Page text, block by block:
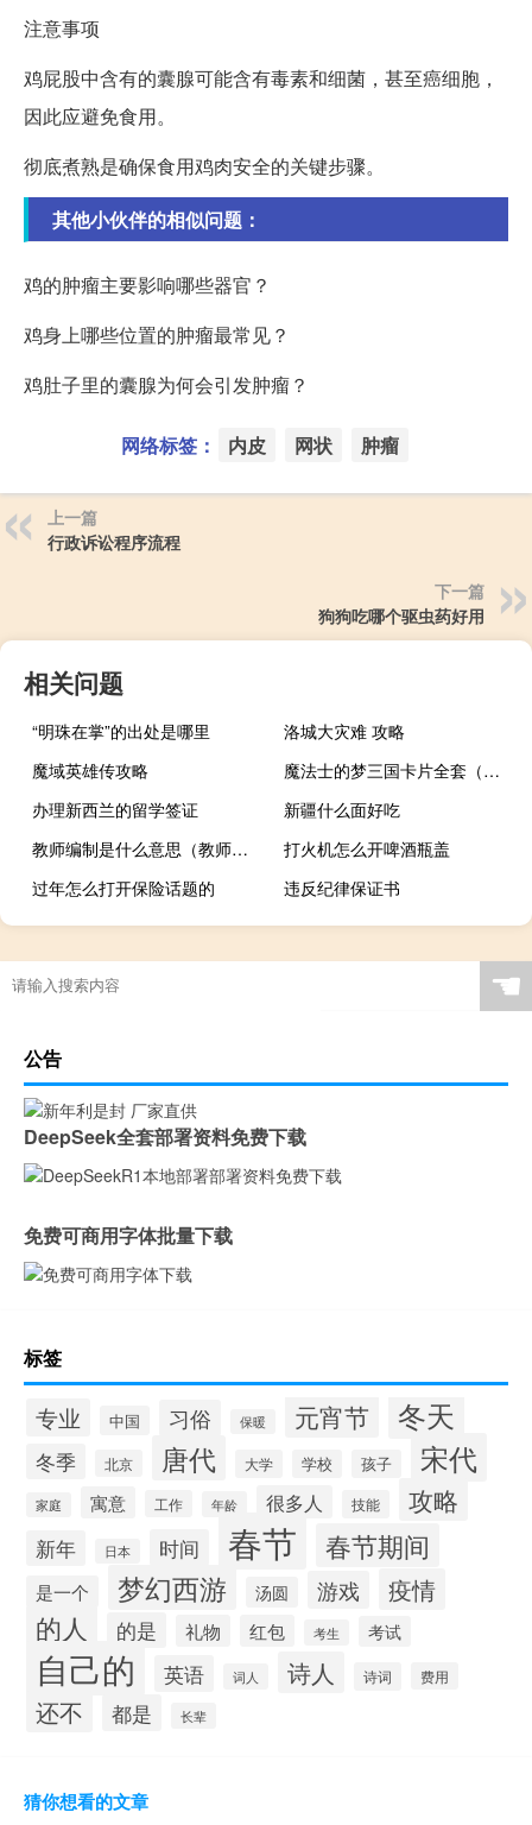
注意事项
鸡屁股中含有的囊腺可能含有毒素和细菌，甚至癌细胞，
因此应避免食用。
彻底煮熟是确保食用鸡肉安全的关键步骤。
其他小伙伴的相似问题：
鸡的肿瘤主要影响哪些器官？
鸡身上哪些位置的肿瘤最常见？
鸡肚子里的囊腺为何会引发肿瘤？
网络标签： 内皮 网状 肿瘤
上一篇
行政诉讼程序流程
下一篇
狗狗吃哪个驱虫药好用
相关问题
“明珠在掌”的出处是哪里
洛城大灾难 攻略
魔域英雄传攻略
魔法士的梦三国卡片全套（梦三国魔法士兑换码能兑换什么啊 梦三国专属大礼包里面有什么东西啊）
办理新西兰的留学签证
新疆什么面好吃
教师编制是什么意思（教师编制）
打火机怎么开啤酒瓶盖
过年怎么打开保险话题的
违反纪律保证书
☚
公告
DeepSeek全套部署资料免费下载
免费可商用字体批量下载
标签
专业 中国 习俗 保暖 元宵节 冬天
冬季 北京 唐代 大学 学校 孩子 宋代
家庭 寓意 工作 年龄 很多人 技能 攻略
新年 日本 时间 春节 春节期间
是一个 梦幻西游 汤圆 游戏 疫情
的人 的是 礼物 红包 考生 考试
自己的 英语 词人 诗人 诗词 费用
还不 都是 长辈
猜你想看的文章